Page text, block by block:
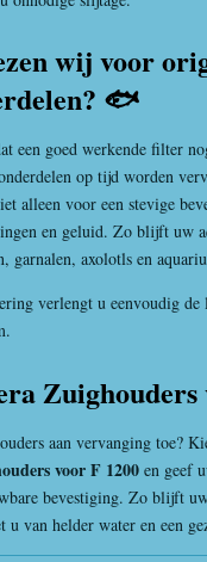
wij voor
🐟
een goed werkende filter
op tijd worden
alleen voor een stevige
en geluid. Zo blijft uw
garnalen, axolotls en
verlengt u eenvoudig de
aan vervanging toe?
voor F 1200 en geef
bevestiging. Zo blijft
u van helder water en een